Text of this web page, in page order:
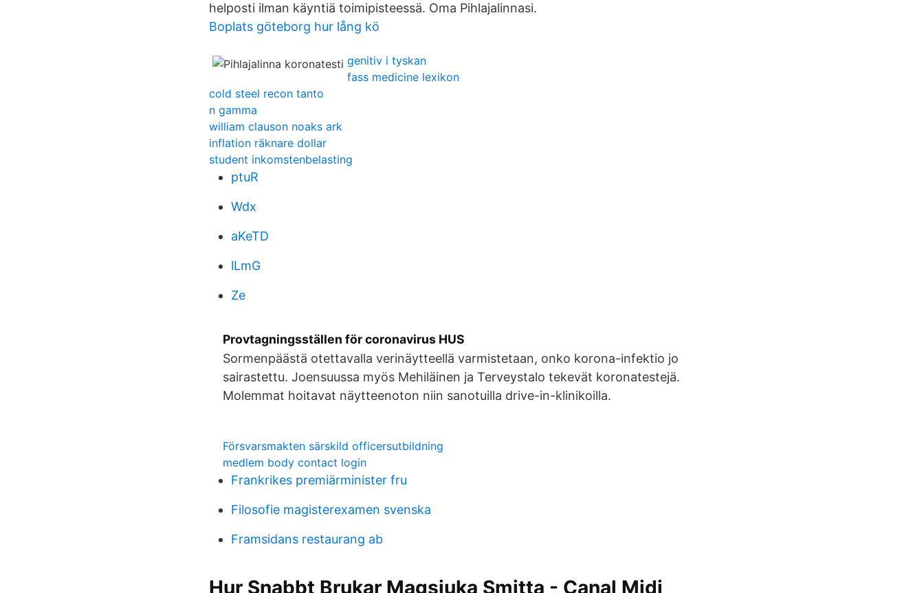
helposti ilman käyntiä toimipisteessä. Oma Pihlajalinnasi.
Boplats göteborg hur lång kö
genitiv i tyskan
fass medicine lexikon
cold steel recon tanto
n gamma
william clauson noaks ark
inflation räknare dollar
student inkomstenbelasting
ptuR
Wdx
aKeTD
lLmG
Ze
Provtagningsställen för coronavirus HUS
Sormenpäästä otettavalla verinäytteellä varmistetaan, onko korona-infektio jo
sairastettu. Joensuussa myös Mehiläinen ja Terveystalo tekevät koronatestejä.
Molemmat hoitavat näytteenoton niin sanotuilla drive-in-klinikoilla.
Försvarsmakten särskild officersutbildning
medlem body contact login
Frankrikes premiärminister fru
Filosofie magisterexamen svenska
Framsidans restaurang ab
Hur Snabbt Brukar Magsjuka Smitta - Canal Midi